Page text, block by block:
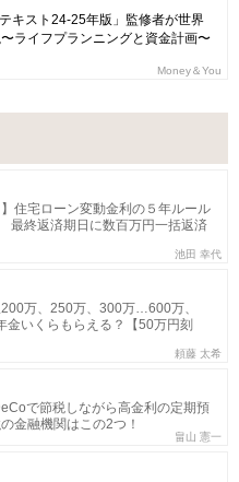
キスト24-25年版」監修者が世界
ライフプランニングと資金計画〜
Money＆You
】住宅ローン変動金利の５年ルール
最終返済期日に数百万円一括返済
池田 幸代
200万、250万、300万…600万、
金いくらもらえる？【50万円刻
頼藤 太希
で節税しながら高金利の定期預
金融機関はこの2つ！
畠山 憲一